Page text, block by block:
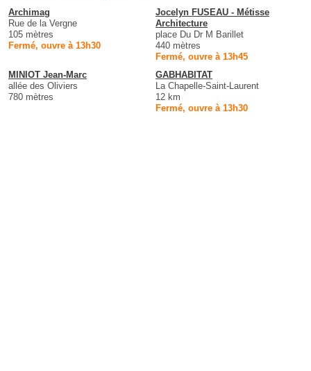
Archimag
Rue de la Vergne
105 mètres
Fermé, ouvre à 13h30
Jocelyn FUSEAU - Métisse
Architecture
place Du Dr M Barillet
440 mètres
Fermé, ouvre à 13h45
MINIOT Jean-Marc
allée des Oliviers
780 mètres
GABHABITAT
La Chapelle-Saint-Laurent
12 km
Fermé, ouvre à 13h30